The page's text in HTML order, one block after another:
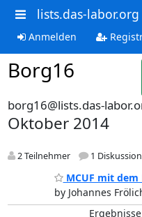
lists.das-labor.org
Anmelden
Borg16
borg16@lists.das-
Oktober 2014
2 Teilnehmer 1
MCUF mit dem
by Johannes